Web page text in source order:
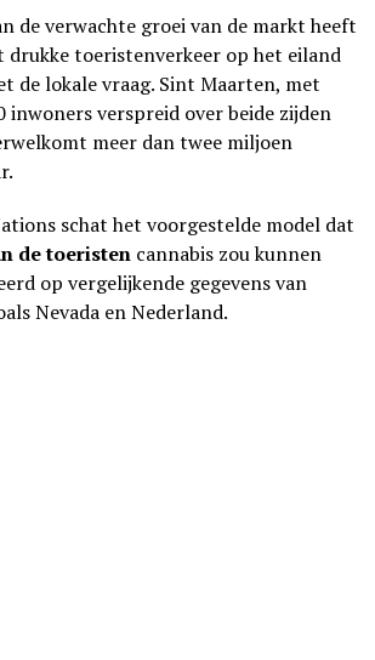
de verwachte groei van de markt heeft
drukke toeristenverkeer op het eiland
de lokale vraag. Sint Maarten, met
inwoners verspreid over beide zijden
meer dan twee miljoen
schat het voorgestelde model dat
de toeristen cannabis zou kunnen
op vergelijkende gegevens van
Nevada en Nederland.